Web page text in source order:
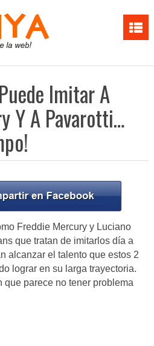
Imitar A
Y A Pavarotti…
Freddie Mercury y Luciano
que tratan de imitarlos día a
alcanzar el talento que estos 2
lograr en su larga trayectoria.
que parece no tener problema